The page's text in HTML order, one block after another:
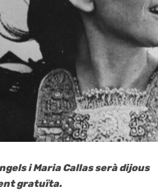
i Maria Callas serà dijous
gratuïta.